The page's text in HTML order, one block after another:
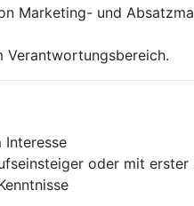
Marketing- und
Verantwortungsbereich.
Interesse
oder mit erster